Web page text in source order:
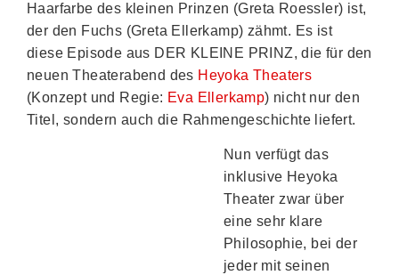
Haarfarbe des kleinen Prinzen (Greta Roessler) ist,
der den Fuchs (Greta Ellerkamp) zähmt. Es ist
diese Episode aus DER KLEINE PRINZ, die für den
neuen Theaterabend des Heyoka Theaters
(Konzept und Regie: Eva Ellerkamp) nicht nur den
Titel, sondern auch die Rahmengeschichte liefert.
Nun verfügt das
inklusive Heyoka
Theater zwar über
eine sehr klare
Philosophie, bei der
jeder mit seinen